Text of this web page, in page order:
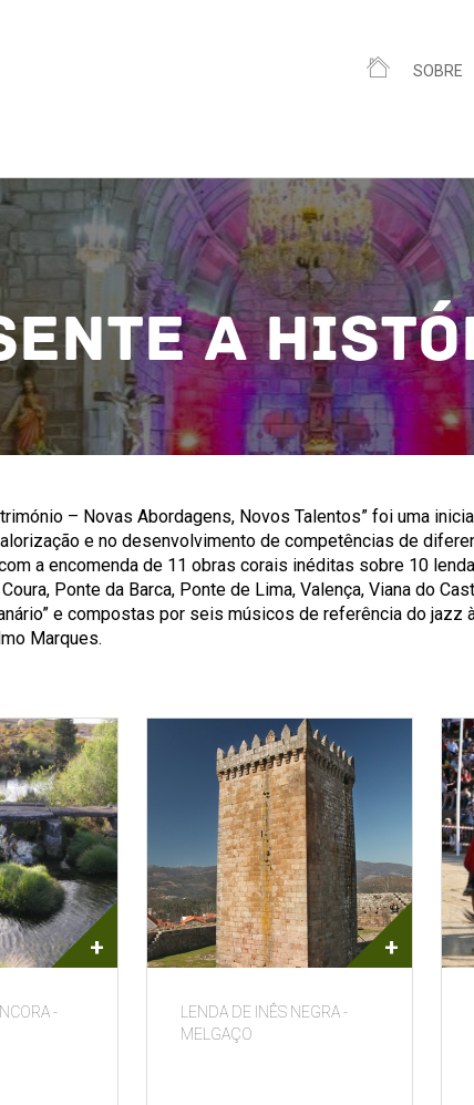
SOBRE
a
– Novas Abordagens, Novos Talentos” foi uma
e no desenvolvimento de competências de
a encomenda de 11 obras corais inéditas sobre 10
Ponte da Barca, Ponte de Lima, Valença, Viana do
e compostas por seis músicos de referência do jazz
Marques.
-
+
LENDA DE INÊS NEGRA -
MELGAÇO
+